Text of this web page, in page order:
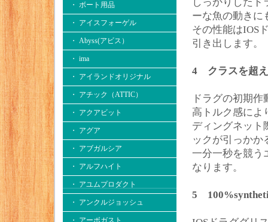
・ ボート用品
・ アイスフォーゲル
・ Abyss(アビス）
・ ima
・ アイランドオリジナル
・ アチック（ATTIC）
・ アクアビット
・ アグア
・ アブガルシア
・ アルフハイト
・ アユムプロダクト
・ アンクルジョッシュ
・ アーボガスト
ーな魚の動きに
その性能はIOS
引き出します。
4 クラスを超え
ドラグの初期
高トルク感によ
ディングネット
ックが引っかか
一分一秒を競う
なります。
5